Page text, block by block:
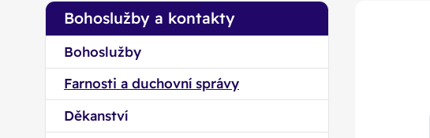
Bohoslužby a kontakty
Bohoslužby
Farnosti a duchovní správy
Děkanství